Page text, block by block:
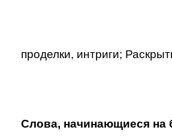
проделки, интриги;
Слова, начинающиеся на